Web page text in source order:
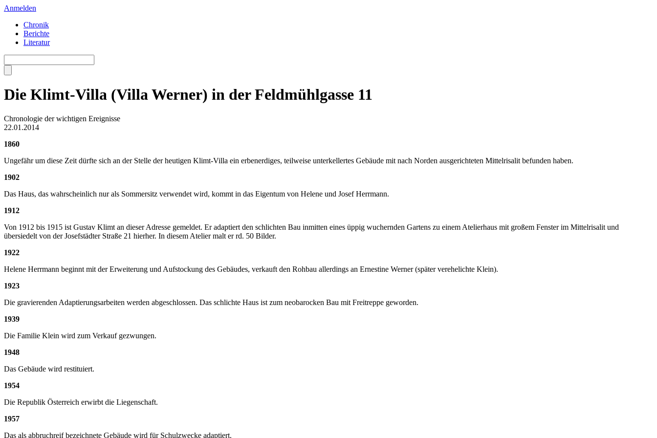
Anmelden
Chronik
Berichte
Literatur
Die Klimt-Villa (Villa Werner) in der Feldmühlgasse 11
Chronologie der wichtigen Ereignisse
22.01.2014
1860
Ungefähr um diese Zeit dürfte sich an der Stelle der heutigen Klimt-Villa ein erbenerdiges, teilweise unterkellertes Gebäude mit nach Norden ausgerichteten Mittelrisalit befunden haben.
1902
Das Haus, das wahrscheinlich nur als Sommersitz verwendet wird, kommt in das Eigentum von Helene und Josef Herrmann.
1912
Von 1912 bis 1915 ist Gustav Klimt an dieser Adresse gemeldet. Er adaptiert den schlichten Bau inmitten eines üppig wuchernden Gartens zu einem Atelierhaus mit großem Fenster im Mittelrisalit und
übersiedelt von der Josefstädter Straße 21 hierher. In diesem Atelier malt er rd. 50 Bilder.
1922
Helene Herrmann beginnt mit der Erweiterung und Aufstockung des Gebäudes, verkauft den Rohbau allerdings an Ernestine Werner (später verehelichte Klein).
1923
Die gravierenden Adaptierungsarbeiten werden abgeschlossen. Das schlichte Haus ist zum neobarocken Bau mit Freitreppe geworden.
1939
Die Familie Klein wird zum Verkauf gezwungen.
1948
Das Gebäude wird restituiert.
1954
Die Republik Österreich erwirbt die Liegenschaft.
1957
Das als abbruchreif bezeichnete Gebäude wird für Schulzwecke adaptiert.